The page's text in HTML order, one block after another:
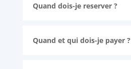
Quand dois-je reserver ?
Quand et qui dois-je payer ?